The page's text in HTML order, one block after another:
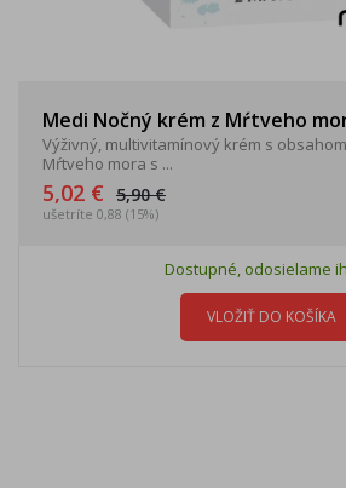
Medi Nočný krém z Mŕtveho
Výživný, multivitamínový krém s
Mŕtveho mora s ...
5,02 € 5,90 €
ušetríte 0,88 (15%)
Dostupné, odosielame
VLOŽIŤ DO KOŠÍKA